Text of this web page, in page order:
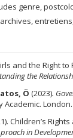
genre,
and the Right
the
Ö (2023).
London.
Childrenʼs
in